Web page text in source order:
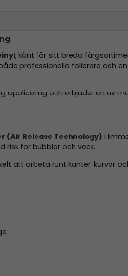
, känt för sitt breda
professionella folierare och
applicering och erbjuder en av
(Air Release Technology) i
risk för bubblor och veck.
att arbeta runt kanter, kurvor